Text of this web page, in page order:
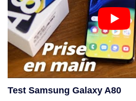
Test Samsung Galaxy A80